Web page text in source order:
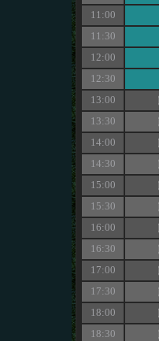
11:00
11:30
12:00
12:30
13:00
13:30
14:00
14:30
15:00
15:30
16:00
16:30
17:00
17:30
18:00
18:30